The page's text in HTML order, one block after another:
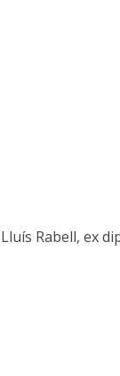
Rabell, ex